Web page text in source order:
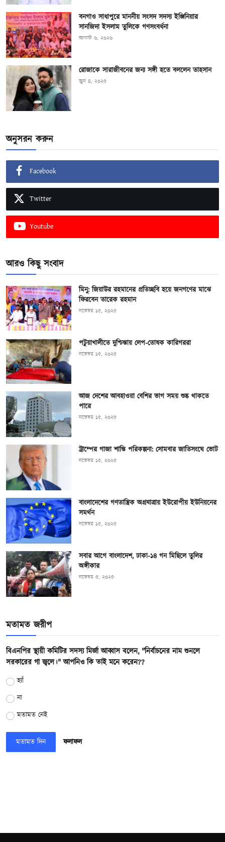
বনগাও সাধাপুরে মাননীয় সংসদ সদস্য ইঞ্জিনিয়ার
সানজিদা ইসলাম তুলিকে গণসংবর্ধনা
আগস্ট ৬, ২০২৬
রোজাকে সারাজীবনের জন্য সঙ্গী হতে বললেন তাহসান
জুন ৪, ২০২৫
অনুসরন করুন
Facebook
Twitter
Youtube
আরও কিছু সংবাদ
মিনু: জিয়াউর রহমানের প্রতিচ্ছবি হয়ে জনগণের মাঝে
ফিরবেন তারেক রহমান
নভেম্বর ১৫, ২০২৫
পটুয়াখালীতে দুশ্চিন্তায় লেপ-তোষক কারিগররা
নভেম্বর ১৫, ২০২৫
আজ দেশের আবহাওয়া বেশির ভাগ সময় শুষ্ক থাকতে
পারে
নভেম্বর ১৫, ২০২৫
ট্রাম্পের গাজা শান্তি পরিকল্পনা: সোমবার জাতিসংঘে ভোট
নভেম্বর ১৫, ২০২৫
বাংলাদেশের গণতান্ত্রিক অগ্রযাত্রায় ইউরোপীয় ইউনিয়নের
সমর্থন
নভেম্বর ১৫, ২০২৫
সবার আগে বাংলাদেশ, ঢাকা-১৪ গন মিছিলে তুলির
অঙ্গীকার
নভেম্বর ৫, ২০২৫
মতামত জরীপ
বিএনপির স্থায়ী কমিটির সদস্য মির্জা আব্বাস বলেন, "নির্বাচনের নাম শুনলে
সরকারের গা জ্বলে।" আপনিও কি তাই মনে করেন??
হ্যাঁ
না
মতামত নেই
মতামত দিন ফলাফল